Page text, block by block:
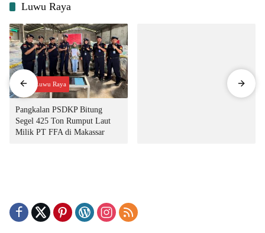
Luwu Raya
Input Luwu Raya
Pangkalan PSDKP Bitung
Segel 425 Ton Rumput Laut
Milik PT FFA di Makassar